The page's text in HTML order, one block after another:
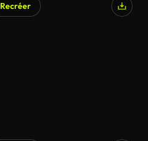
Recréer